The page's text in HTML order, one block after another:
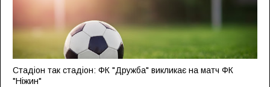
Стадіон так стадіон: ФК "Дружба" викликає на матч ФК
"Ніжин"